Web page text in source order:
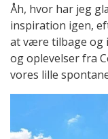
Åh, hvor har jeg
inspiration igen,
at være tilbage og
og oplevelser fra
vores lille